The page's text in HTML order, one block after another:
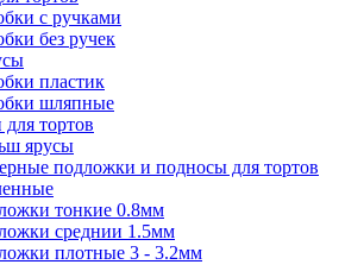
с ручками
без ручек
пластик
шляпные
тортов
ярусы
подложки и подносы для тортов
тонкие 0.8мм
среднии 1.5мм
плотные 3 - 3.2мм